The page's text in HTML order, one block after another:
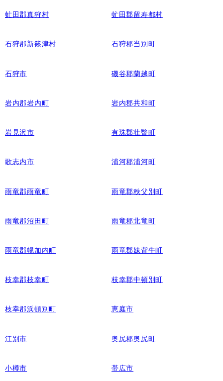
虻田郡真狩村 虻田郡留寿都村
石狩郡新篠津村 石狩郡当別町
石狩市 磯谷郡蘭越町
岩内郡岩内町 岩内郡共和町
岩見沢市 有珠郡壮瞥町
歌志内市 浦河郡浦河町
雨竜郡雨竜町 雨竜郡秩父別町
雨竜郡沼田町 雨竜郡北竜町
雨竜郡幌加内町 雨竜郡妹背牛町
枝幸郡枝幸町 枝幸郡中頓別町
枝幸郡浜頓別町 恵庭市
江別市 奥尻郡奥尻町
小樽市 帯広市